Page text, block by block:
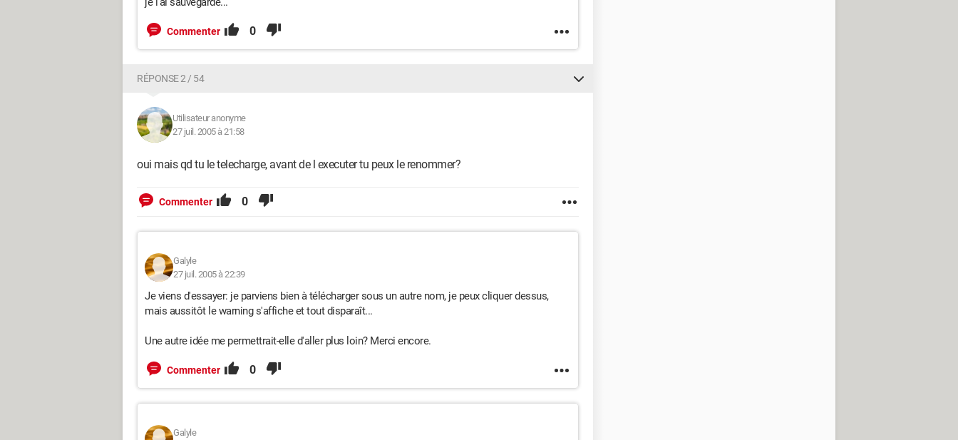
Commenter 0
RÉPONSE 2 / 54
Utilisateur anonyme
27 juil. 2005 à 21:58
oui mais qd tu le telecharge, avant de l executer tu peux le renommer?
Commenter 0
Galyle
27 juil. 2005 à 22:39
Je viens d'essayer: je parviens bien à télécharger sous un autre nom, je peux cliquer dessus,
mais aussitôt le warning s'affiche et tout disparaît...
Une autre idée me permettrait-elle d'aller plus loin? Merci encore.
Commenter 0
Galyle